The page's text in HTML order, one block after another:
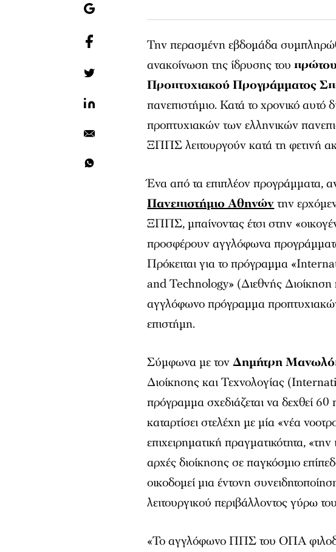
Την περασμένη εβδομάδα
ανακοίνωση της ίδρυσης του
Προπτυχιακού Προγράμματος
πανεπιστήμιο. Κατά το χρονικό
προπτυχιακών των ελληνικών
ΞΠΠΣ λειτουργούν κατά τη φετινή
Ένα από τα επιπλέον προγράμματα,
Πανεπιστήμιο Αθηνώντην
ΞΠΠΣ, μπαίνοντας έτσι στην
προσφέρουν αγγλόφωνα
Πρόκειται για το πρόγραμμα
and Technology» (Διεθνής Διοίκηση
αγγλόφωνο πρόγραμμα
επιστήμη.
Σύμφωνα με τονΔημήτρη
Διοίκησης και Τεχνολογίας
πρόγραμμα σχεδιάζεται να δεχθεί 60
καταρτίσει στελέχη με μία «νέα
επιχειρηματική πραγματικότητα,
αρχές διοίκησης σε παγκόσμιο
οικοδομεί μια έντονη
λειτουργικού περιβάλλοντος γύρω
«Το αγγλόφωνο ΠΠΣ του ΟΠΑ